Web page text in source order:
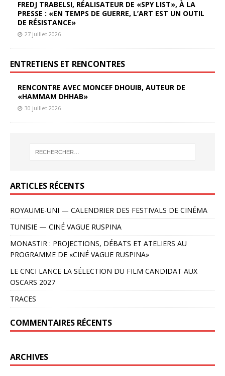
FREDJ TRABELSI, RÉALISATEUR DE «SPY LIST», À LA
PRESSE : «EN TEMPS DE GUERRE, L’ART EST UN OUTIL
DE RÉSISTANCE»
27 juillet 2026
ENTRETIENS ET RENCONTRES
RENCONTRE AVEC MONCEF DHOUIB, AUTEUR DE
«HAMMAM DHHAB»
30 juillet 2026
ARTICLES RÉCENTS
ROYAUME-UNI — CALENDRIER DES FESTIVALS DE CINÉMA
TUNISIE — CINÉ VAGUE RUSPINA
MONASTIR : PROJECTIONS, DÉBATS ET ATELIERS AU
PROGRAMME DE «CINÉ VAGUE RUSPINA»
LE CNCI LANCE LA SÉLECTION DU FILM CANDIDAT AUX
OSCARS 2027
TRACES
COMMENTAIRES RÉCENTS
ARCHIVES